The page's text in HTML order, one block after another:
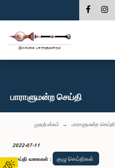
பாராளுமன்ற செய்தி
முதற்பக்கம் பாராளுமன்ற செய்தி
2022-07-11
செய்தி வகைகள் : குழு செய்திகள்